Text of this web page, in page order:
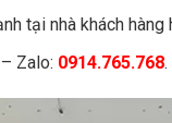
tại nhà khách hàng
Zalo: 0914.765.768.